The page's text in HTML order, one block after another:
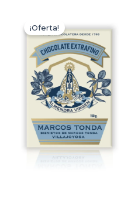
¡Oferta!
original
era:
4,95 €.
actual
es:
3,96 €.